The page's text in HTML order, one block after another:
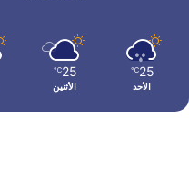
25
℃
الأحد
25
℃
الأثنين